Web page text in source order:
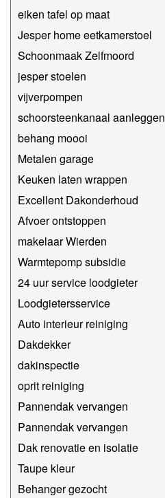
eiken tafel op maat
Jesper home eetkamerstoel
Schoonmaak Zelfmoord
jesper stoelen
vijverpompen
schoorsteenkanaal aanleggen
behang moooi
Metalen garage
Keuken laten wrappen
Excellent Dakonderhoud
Afvoer ontstoppen
makelaar Wierden
Warmtepomp subsidie
24 uur service loodgieter
Loodgietersservice
Auto interieur reiniging
Dakdekker
dakinspectie
oprit reiniging
Pannendak vervangen
Pannendak vervangen
Dak renovatie en isolatie
Taupe kleur
Behanger gezocht